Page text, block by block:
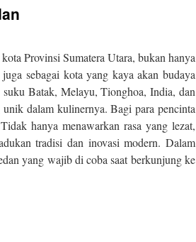
Provinsi Sumatera Utara, bukan hanya
sebagai kota yang kaya akan budaya
Batak, Melayu, Tionghoa, India, dan
dalam kulinernya. Bagi para pencinta
hanya menawarkan rasa yang lezat,
tradisi dan inovasi modern. Dalam
yang wajib di coba saat berkunjung ke